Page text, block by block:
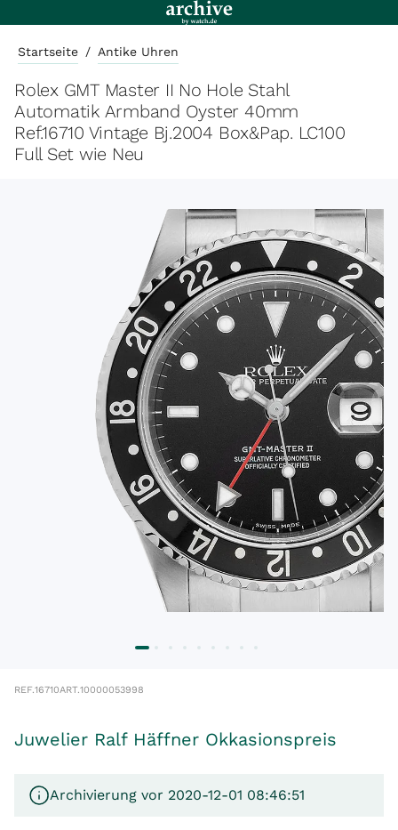
Startseite / Antike Uhren
Rolex GMT Master II No Hole Stahl
Automatik Armband Oyster 40mm
Ref.16710 Vintage Bj.2004 Box&Pap. LC100
Full Set wie Neu
REF.16710ART.10000053998
Juwelier Ralf Häffner Okkasionspreis
Archivierung vor 2020-12-01 08:46:51